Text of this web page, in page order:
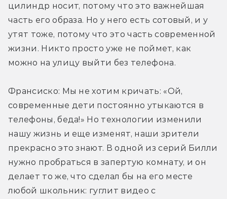
цилиндр носит, потому что это важнейшая
часть его образа. Но у него есть сотовый, и у
утят тоже, потому что это часть современной
жизни. Никто просто уже не поймет, как
можно на улицу выйти без телефона.
Франсиско: Мы не хотим кричать: «Ой,
современные дети постоянно утыкаются в
телефоны, беда!» Но технологии изменили
нашу жизнь и еще изменят, наши зрители
прекрасно это знают. В одной из серий Билли
нужно пробраться в запертую комнату, и он
делает то же, что сделал бы на его месте
любой школьник: гуглит видео с